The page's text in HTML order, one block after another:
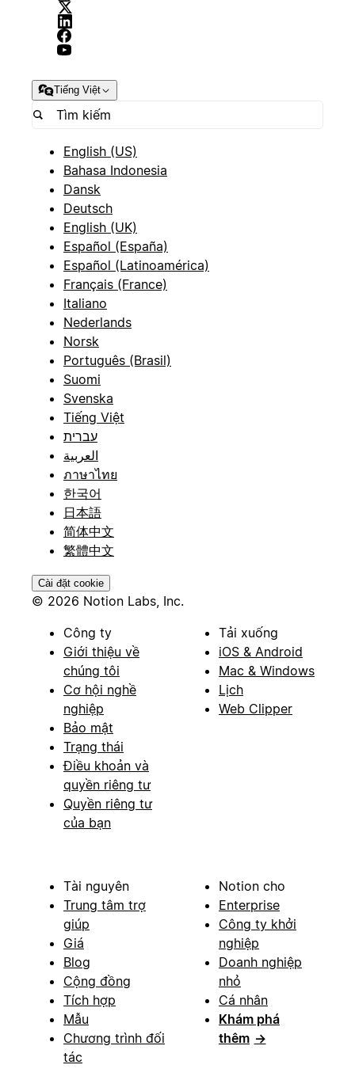
Tiếng Việt
English (US)
Bahasa Indonesia
Dansk
Deutsch
English (UK)
Español (España)
Español (Latinoamérica)
Français (France)
Italiano
Nederlands
Norsk
Português (Brasil)
Suomi
Svenska
Tiếng Việt
עברית
العربية
ภาษาไทย
한국어
日本語
简体中文
繁體中文
Cài đặt cookie
© 2026 Notion Labs, Inc.
Công ty
Giới thiệu về
chúng tôi
Cơ hội nghề
nghiệp
Bảo mật
Trạng thái
Điều khoản và
quyền riêng tư
Quyền riêng tư
của bạn
Tải xuống
iOS & Android
Mac & Windows
Lịch
Web Clipper
Tài nguyên
Trung tâm trợ
giúp
Giá
Blog
Cộng đồng
Tích hợp
Mẫu
Chương trình đối
tác
Notion cho
Enterprise
Công ty khởi
nghiệp
Doanh nghiệp
nhỏ
Cá nhân
Khám phá
thêm →